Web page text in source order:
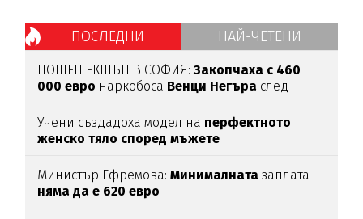
ПОСЛЕДНИ НАЙ-ЧЕТЕНИ
НОЩЕН ЕКШЪН В СОФИЯ:Закопчаха с 460
000 евро наркобоса Венци Негъра след
Учени създадоха модел на перфектното
женско тяло според мъжете
Министър Ефремова:Минималната заплата
няма да е 620 евро